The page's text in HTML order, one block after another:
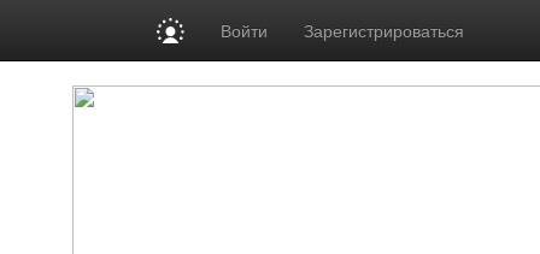
Войти Зарегистрироваться